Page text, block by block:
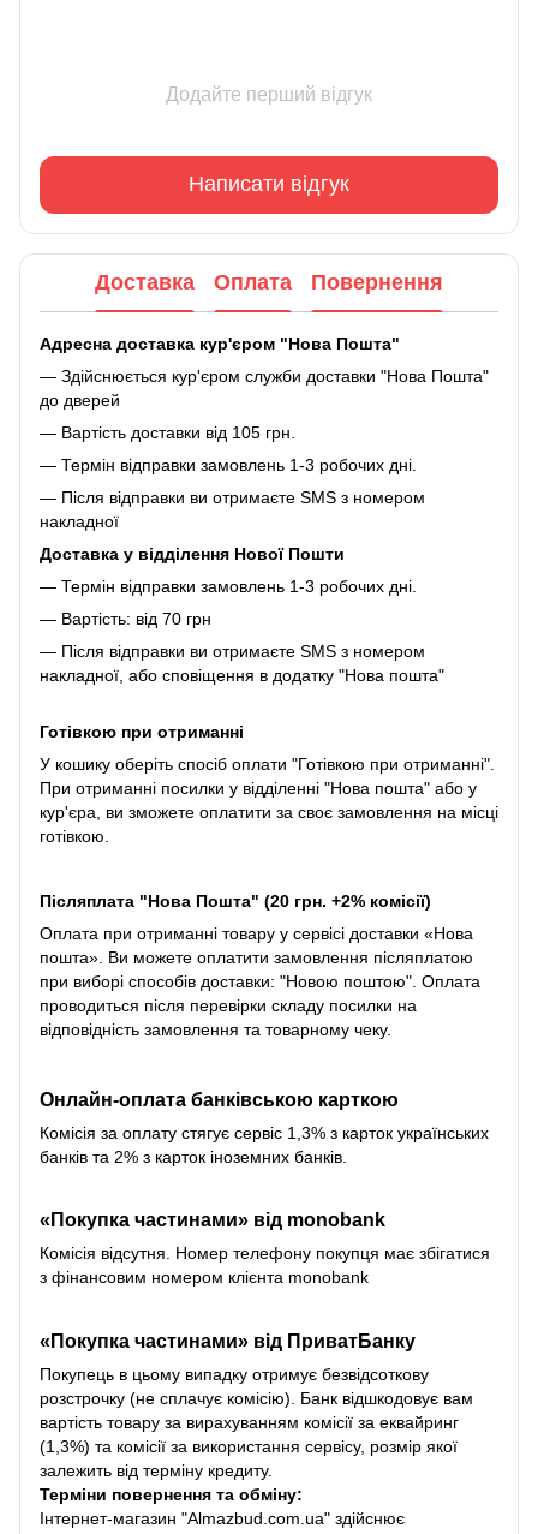
Додайте перший відгук
Написати відгук
Доставка Оплата Повернення
Адресна доставка кур'єром "Нова Пошта"
— Здійснюється кур'єром служби доставки "Нова Пошта"
до дверей
— Вартість доставки від 105 грн.
— Термін відправки замовлень 1-3 робочих дні.
— Після відправки ви отримаєте SMS з номером
накладної
Доставка у відділення Нової Пошти
— Термін відправки замовлень 1-3 робочих дні.
— Вартість: від 70 грн
— Після відправки ви отримаєте SMS з номером
накладної, або сповіщення в додатку "Нова пошта"
Готівкою при отриманні
У кошику оберіть спосіб оплати "Готівкою при отриманні".
При отриманні посилки у відділенні "Нова пошта" або у
кур'єра, ви зможете оплатити за своє замовлення на місці
готівкою.
Післяплата "Нова Пошта" (20 грн. +2% комісії)
Оплата при отриманні товару у сервісі доставки «Нова
пошта». Ви можете оплатити замовлення післяплатою
при виборі способів доставки: "Новою поштою". Оплата
проводиться після перевірки складу посилки на
відповідність замовлення та товарному чеку.
Онлайн-оплата банківською карткою
Комісія за оплату стягує сервіс 1,3% з карток українських
банків та 2% з карток іноземних банків.
«Покупка частинами» від monobank
Комісія відсутня. Номер телефону покупця має збігатися
з фінансовим номером клієнта monobank
«Покупка частинами» від ПриватБанку
Покупець в цьому випадку отримує безвідсоткову
розстрочку (не сплачує комісію). Банк відшкодовує вам
вартість товару за вирахуванням комісії за еквайринг
(1,3%) та комісії за використання сервісу, розмір якої
залежить від терміну кредиту.
Терміни повернення та обміну:
Інтернет-магазин "Almazbud.com.ua" здійснює